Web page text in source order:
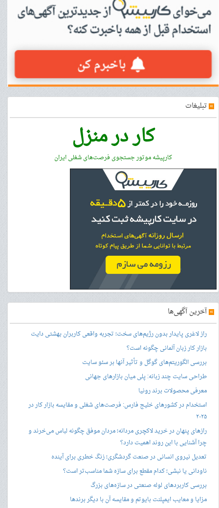
» تبلیغات
کار در منزل
کارپیشه موتور جستجوی فرصت‌های شغلی ایران
»آخرین آگهی‌ها
راز لاغری پایدار بدون رژیم‌های سخت؛ تجربه واقعی کاربران بهشتی دایت
بازار کار زبان آلمانی چگونه است؟
بررسی الگوریتم‌های گوگل و تأثیر آنها بر سئو سایت
طراحی سایت چند زبانه: پلی میان بازارهای جهانی
معرفی محصولات برند رونیا
استخدام در کشورهای خلیج فارس: فرصت‌های شغلی و مقایسه بازار کار در
۲۰۲۵
رازهای پنهان در خرید لاکچری مردانه؛ مردان موفق چگونه لباس می‌خرند و
چرا آشنایی با این روند اهمیت دارد؟
تعدیل نیروی انسانی در صنعت گردشگری؛ زنگ خطری برای آینده
ناودانی یا نبشی؛ کدام مقطع برای سازه شما مناسب‌تر است؟
بررسی کاربردهای لوله صنعتی در سازه‌های بزرگ
مزایا و معایب ایمپلنت بایوتم و مقایسه آن با دیگر برندها